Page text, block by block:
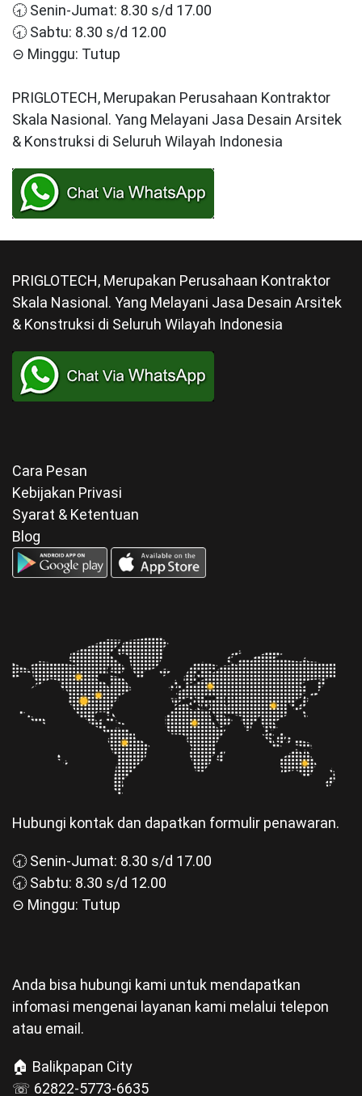
🕣 Senin-Jumat: 8.30 s/d 17.00
🕣 Sabtu: 8.30 s/d 12.00
⊝ Minggu: Tutup
PRIGLOTECH, Merupakan Perusahaan Kontraktor
Skala Nasional. Yang Melayani Jasa Desain Arsitek
& Konstruksi di Seluruh Wilayah Indonesia
PRIGLOTECH, Merupakan Perusahaan Kontraktor
Skala Nasional. Yang Melayani Jasa Desain Arsitek
& Konstruksi di Seluruh Wilayah Indonesia
Cara Pesan
Kebijakan Privasi
Syarat & Ketentuan
Blog
Hubungi kontak dan dapatkan formulir penawaran.
🕣 Senin-Jumat: 8.30 s/d 17.00
🕣 Sabtu: 8.30 s/d 12.00
⊝ Minggu: Tutup
Anda bisa hubungi kami untuk mendapatkan
infomasi mengenai layanan kami melalui telepon
atau email.
🏠 Balikpapan City
☏ 62822-5773-6635